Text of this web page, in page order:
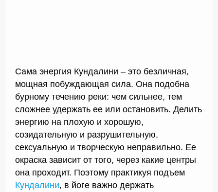
Триггерные точки
Контакты
Сама энергия Кундалини – это безличная,
мощная побуждающая сила. Она подобна
бурному течению реки: чем сильнее, тем
сложнее удержать ее или остановить. Делить
энергию на плохую и хорошую,
созидательную и разрушительную,
сексуальную и творческую неправильно. Ее
окраска зависит от того, через какие центры
она проходит. Поэтому практикуя подъем
Кундалини, в йоге важно держать